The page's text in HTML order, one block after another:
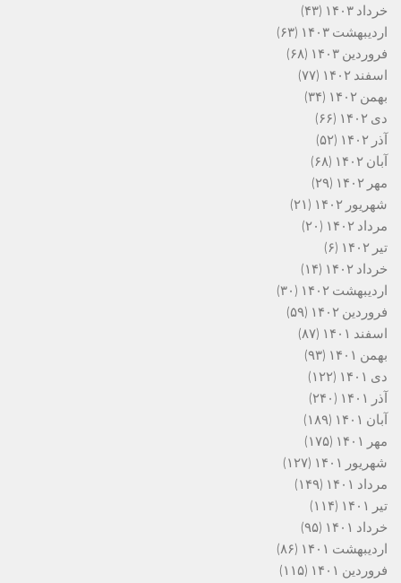
خرداد ۱۴۰۳
(۴۳)
اردیبهشت ۱۴۰۳
(۶۳)
فروردین ۱۴۰۳
(۶۸)
اسفند ۱۴۰۲
(۷۷)
بهمن ۱۴۰۲
(۳۴)
دی ۱۴۰۲
(۶۶)
آذر ۱۴۰۲
(۵۲)
آبان ۱۴۰۲
(۶۸)
مهر ۱۴۰۲
(۲۹)
شهریور ۱۴۰۲
(۲۱)
مرداد ۱۴۰۲
(۲۰)
تیر ۱۴۰۲
(۶)
خرداد ۱۴۰۲
(۱۴)
اردیبهشت ۱۴۰۲
(۳۰)
فروردین ۱۴۰۲
(۵۹)
اسفند ۱۴۰۱
(۸۷)
بهمن ۱۴۰۱
(۹۳)
دی ۱۴۰۱
(۱۲۲)
آذر ۱۴۰۱
(۲۴۰)
آبان ۱۴۰۱
(۱۸۹)
مهر ۱۴۰۱
(۱۷۵)
شهریور ۱۴۰۱
(۱۲۷)
مرداد ۱۴۰۱
(۱۴۹)
تیر ۱۴۰۱
(۱۱۴)
خرداد ۱۴۰۱
(۹۵)
اردیبهشت ۱۴۰۱
(۸۶)
فروردین ۱۴۰۱
(۱۱۵)